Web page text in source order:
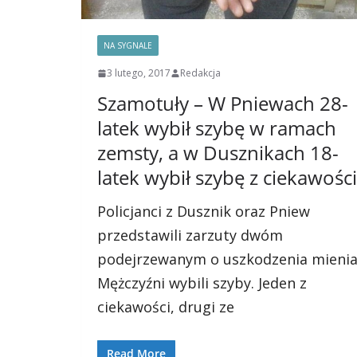
NA SYGNALE
3 lutego, 2017 Redakcja
Szamotuły – W Pniewach 28-
latek wybił szybę w ramach
zemsty, a w Dusznikach 18-
latek wybił szybę z
Policjanci z Dusznik oraz Pniew
przedstawili zarzuty dwóm
podejrzewanym o uszkodzenia
Mężczyźni wybili szyby. Jeden z
ciekawości, drugi ze
Read More